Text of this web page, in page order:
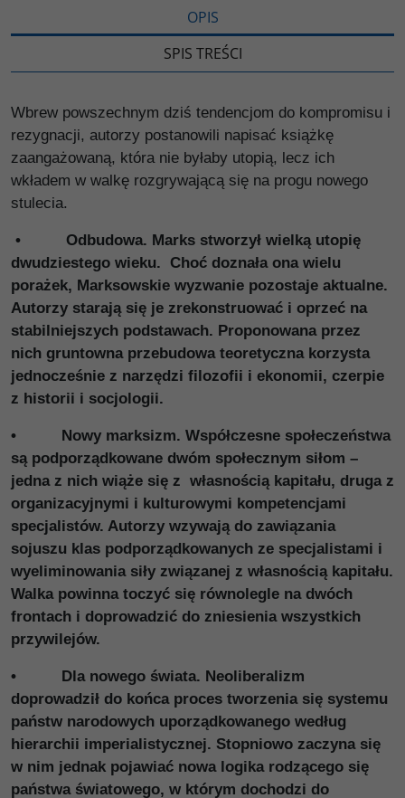
OPIS
SPIS TREŚCI
Wbrew powszechnym dziś tendencjom do kompromisu i
rezygnacji, autorzy postanowili napisać książkę
zaangażowaną, która nie byłaby utopią, lecz ich
wkładem w walkę rozgrywającą się na progu nowego
stulecia.
• Odbudowa. Marks stworzył wielką utopię
dwudziestego wieku. Choć doznała ona wielu
porażek, Marksowskie wyzwanie pozostaje aktualne.
Autorzy starają się je zrekonstruować i oprzeć na
stabilniejszych podstawach. Proponowana przez
nich gruntowna przebudowa teoretyczna korzysta
jednocześnie z narzędzi filozofii i ekonomii, czerpie
z historii i socjologii.
• Nowy marksizm. Współczesne społeczeństwa
są podporządkowane dwóm społecznym siłom –
jedna z nich wiąże się z własnością kapitału, druga z
organizacyjnymi i kulturowymi kompetencjami
specjalistów. Autorzy wzywają do zawiązania
sojuszu klas podporządkowanych ze specjalistami i
wyeliminowania siły związanej z własnością kapitału.
Walka powinna toczyć się równolegle na dwóch
frontach i doprowadzić do zniesienia wszystkich
przywilejów.
• Dla nowego świata. Neoliberalizm
doprowadził do końca proces tworzenia się systemu
państw narodowych uporządkowanego według
hierarchii imperialistycznej. Stopniowo zaczyna się
w nim jednak pojawiać nowa logika rodzącego się
państwa światowego, w którym dochodzi do